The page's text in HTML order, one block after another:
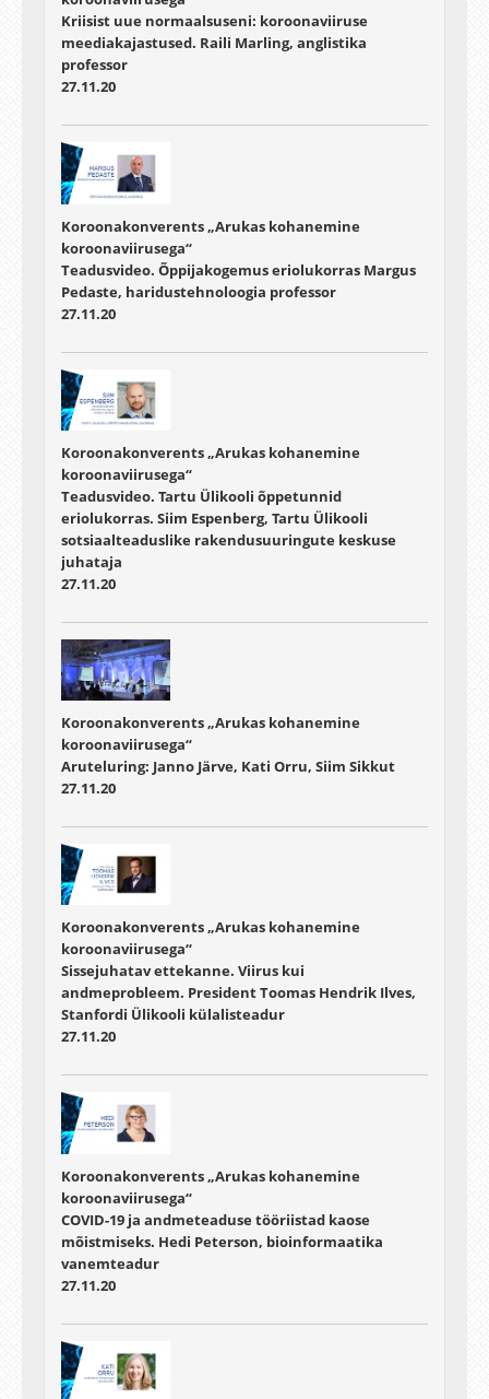
Kriisist uue normaalsuseni: koroonaviiruse
meediakajastused. Raili Marling, anglistika
professor
27.11.20
Koroonakonverents „Arukas kohanemine
koroonaviirusega“
Teadusvideo. Õppijakogemus eriolukorras Margus
Pedaste, haridustehnoloogia professor
27.11.20
Koroonakonverents „Arukas kohanemine
koroonaviirusega“
Teadusvideo. Tartu Ülikooli õppetunnid
eriolukorras. Siim Espenberg, Tartu Ülikooli
sotsiaalteaduslike rakendusuuringute keskuse
juhataja
27.11.20
Koroonakonverents „Arukas kohanemine
koroonaviirusega“
Aruteluring: Janno Järve, Kati Orru, Siim Sikkut
27.11.20
Koroonakonverents „Arukas kohanemine
koroonaviirusega“
Sissejuhatav ettekanne. Viirus kui
andmeprobleem. President Toomas Hendrik Ilves,
Stanfordi Ülikooli külalisteadur
27.11.20
Koroonakonverents „Arukas kohanemine
koroonaviirusega“
COVID-19 ja andmeteaduse tööriistad kaose
mõistmiseks. Hedi Peterson, bioinformaatika
vanemteadur
27.11.20